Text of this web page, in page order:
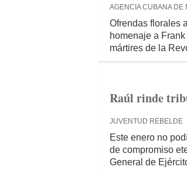
AGENCIA CUBANA DE
Ofrendas florales
homenaje a
mártires de la
Raúl rinde
JUVENTUD REBELDE
Este enero no
de compromiso
General de